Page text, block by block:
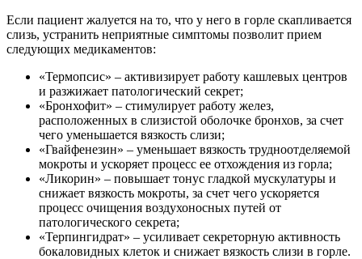
Если пациент жалуется на то, что у него в горле скапливается
слизь, устранить неприятные симптомы позволит прием
следующих медикаментов:
«Термопсис» – активизирует работу кашлевых центров
и разжижает патологический секрет;
«Бронхофит» – стимулирует работу желез,
расположенных в слизистой оболочке бронхов, за счет
чего уменьшается вязкость слизи;
«Гвайфенезин» – уменьшает вязкость трудноотделяемой
мокроты и ускоряет процесс ее отхождения из горла;
«Ликорин» – повышает тонус гладкой мускулатуры и
снижает вязкость мокроты, за счет чего ускоряется
процесс очищения воздухоносных путей от
патологического секрета;
«Терпингидрат» – усиливает секреторную активность
бокаловидных клеток и снижает вязкость слизи в горле.